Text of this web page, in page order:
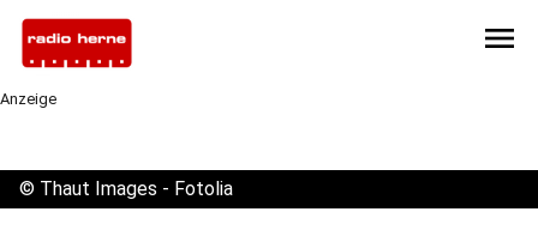
menu
Anzeige
© Thaut Images - Fotolia